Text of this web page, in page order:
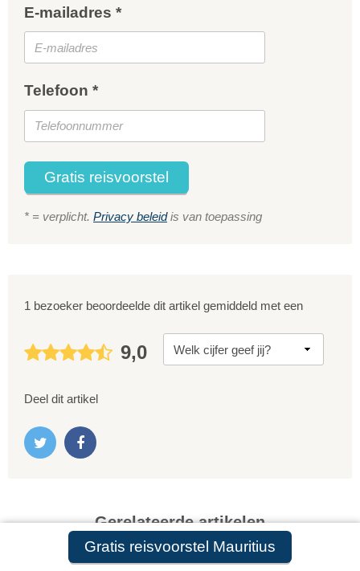
Gratis reisvoorstel Mauritius
E-mailadres *
Telefoon *
Gratis reisvoorstel
* = verplicht. Privacy beleidis van toepassing
1 bezoeker beoordeelde dit artikel gemiddeld met een
9,0
Deel dit artikel
Gerelateerde artikelen